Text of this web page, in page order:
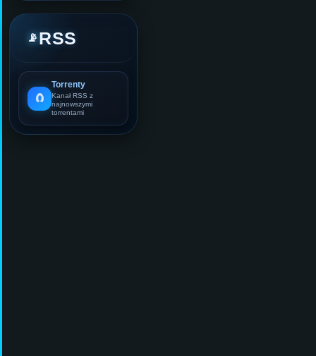
📡RSS
🧲
Torrenty
Kanał RSS z
najnowszymi
torrentami